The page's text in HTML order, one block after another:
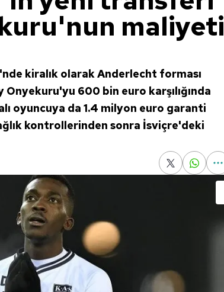
maliyeti
kiralık olarak Anderlecht forması
600 bin euro karşılığında
oyuncuya da 1.4 milyon euro garanti
kontrollerinden sonra İsviçre'deki